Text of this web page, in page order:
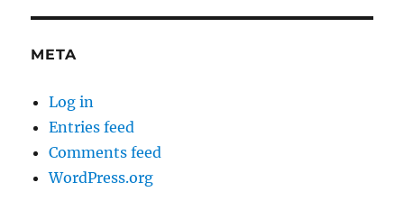
META
Log in
Entries feed
Comments feed
WordPress.org